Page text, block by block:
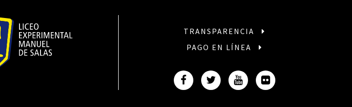
TRANSPARENCIA
PAGO EN LÍNEA